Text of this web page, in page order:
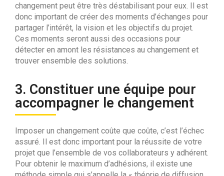
changement peut être très déstabilisant pour eux. Il est
donc important de créer des moments d’échanges pour
partager l’intérêt, la vision et les objectifs du projet.
Ces moments seront aussi des occasions pour
détecter en amont les résistances au changement et
trouver ensemble des solutions.
3. Constituer une équipe pour
accompagner le changement
Imposer un changement coûte que coûte, c’est l’échec
assuré. Il est donc important pour la réussite de votre
projet que l’ensemble de vos collaborateurs y adhérent.
Pour obtenir le maximum d’adhésions, il existe une